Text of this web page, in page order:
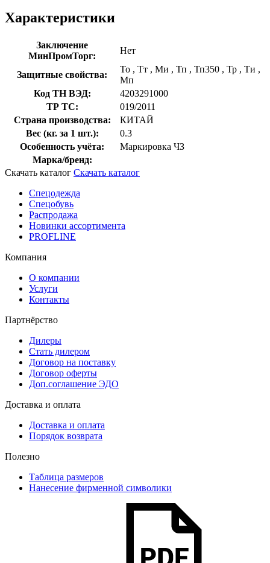
Характеристики
Заключение
МинПромТорг:
Нет
Защитные свойства:
То , Тт , Ми , Тп , Тп350 , Тр , Ти ,
Мп
Код ТН ВЭД:
4203291000
ТР ТС:
019/2011
Страна производства:
КИТАЙ
Вес (кг. за 1 шт.):
0.3
Особенность учёта:
Маркировка ЧЗ
Марка/бренд:
Скачать каталог Скачать каталог
Спецодежда
Спецобувь
Распродажа
Новинки ассортимента
PROFLINE
Компания
О компании
Услуги
Контакты
Партнёрство
Дилеры
Стать дилером
Договор на поставку
Договор оферты
Доп.соглашение ЭДО
Доставка и оплата
Доставка и оплата
Порядок возврата
Полезно
Таблица размеров
Нанесение фирменной символики